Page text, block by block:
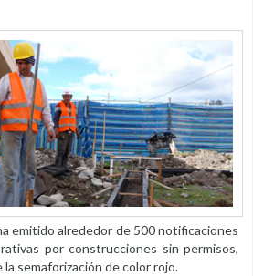
emitido alrededor de 500 notificaciones
por construcciones sin permisos,
semaforización de color rojo.